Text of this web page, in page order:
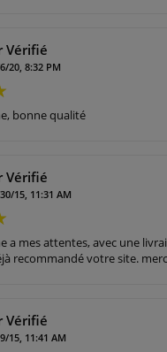
Vérifié
20, 8:32 PM
bonne qualité
Vérifié
15, 11:31 AM
a mes attentes, avec une
recommandé votre site.
Vérifié
15, 11:41 AM